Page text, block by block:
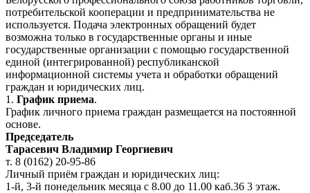
потребительской кооперации и предпринимательства не
используется. Подача электронных обращений будет
возможна только в государственные органы и иные
государственные организации с помощью государственной
единой (интегрированной) республиканской
информационной системы учета и обработки обращений
граждан и юридических лиц.
1. График приема.
График личного приема граждан размещается на постоянной
основе.
Председатель
Тарасевич Владимир Георгиевич
т. 8 (0162) 20-95-86
Личный приём граждан и юридических лиц:
1-й, 3-й понедельник месяца с 8.00 до 11.00 каб.36 3 этаж.